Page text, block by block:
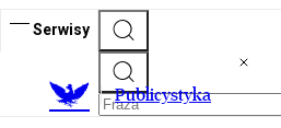
Serwisy
Publicystyka